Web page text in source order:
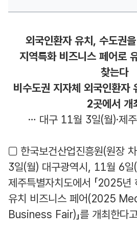
외국인환자 유치, 수도권
지역특화 비즈니스 페어로
찾는다
비수도권 지자체 외국인환자
2곳에서 개
… 대구 11월 3일(월)·제
□ 한국보건산업진흥원(원장
3일(월) 대구광역시, 11월 6일
제주특별자치도에서 「2025년
유치 비즈니스 페어(2025
Business Fair)」를 개최한다